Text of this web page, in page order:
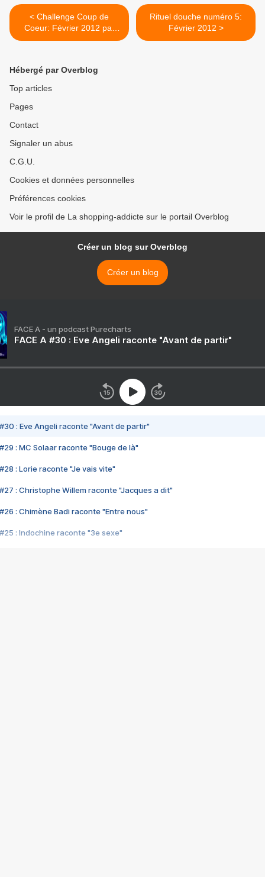
< Challenge Coup de
Coeur: Février 2012 par
Platinegirl
Rituel douche numéro 5:
Février 2012 >
Hébergé par Overblog
Top articles
Pages
Contact
Signaler un abus
C.G.U.
Cookies et données personnelles
Préférences cookies
Voir le profil de La shopping-addicte sur le portail Overblog
Créer un blog sur Overblog
Créer un blog
FACE A - un podcast Purecharts
FACE A #30 : Eve Angeli raconte "Avant de partir"
#30 : Eve Angeli raconte "Avant de partir"
#29 : MC Solaar raconte "Bouge de là"
#28 : Lorie raconte "Je vais vite"
#27 : Christophe Willem raconte "Jacques a dit"
#26 : Chimène Badi raconte "Entre nous"
#25 : Indochine raconte "3e sexe"